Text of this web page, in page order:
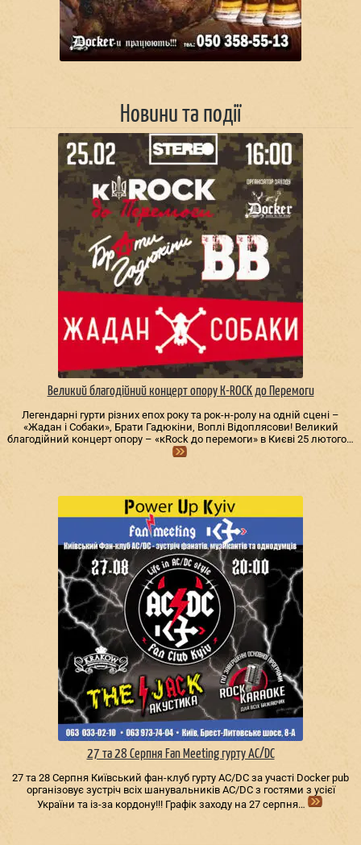
Новини та події
Великий благодійний концерт опору К-ROCK до Перемоги
Легендарні гурти різних епох року та рок-н-ролу на одній сцені –
«Жадан і Собаки», Брати Гадюкіни, Воплі Відоплясови! Великий
благодійний концерт опору – «кRock до перемоги» в Києві 25 лютого…
27 та 28 Серпня Fan Meeting гурту AC/DС
27 та 28 Серпня Київський фан-клуб гурту AC/DС за участі Docker pub
організовує зустріч всіх шанувальників AC/DС з гостями з усієї
України та із-за кордону!!! Графік заходу на 27 серпня…